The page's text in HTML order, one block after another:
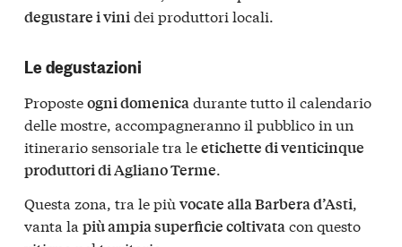
degustare i vinidei produttori locali.
Le degustazioni
Proposteogni domenicadurante tutto il calendario
delle mostre, accompagneranno il pubblico in un
itinerario sensoriale tra leetichette di venticinque
produttori di Agliano Terme.
Questa zona, tra le più vocate alla Barbera d’Asti,
vanta la più ampia superficie coltivatacon questo